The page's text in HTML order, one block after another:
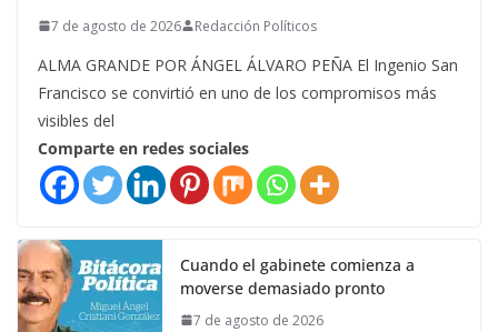
7 de agosto de 2026 Redacción Políticos
ALMA GRANDE POR ÁNGEL ÁLVARO PEÑA El Ingenio San
Francisco se convirtió en uno de los compromisos más
visibles del
Comparte en redes sociales
Cuando el gabinete comienza a
moverse demasiado pronto
7 de agosto de 2026